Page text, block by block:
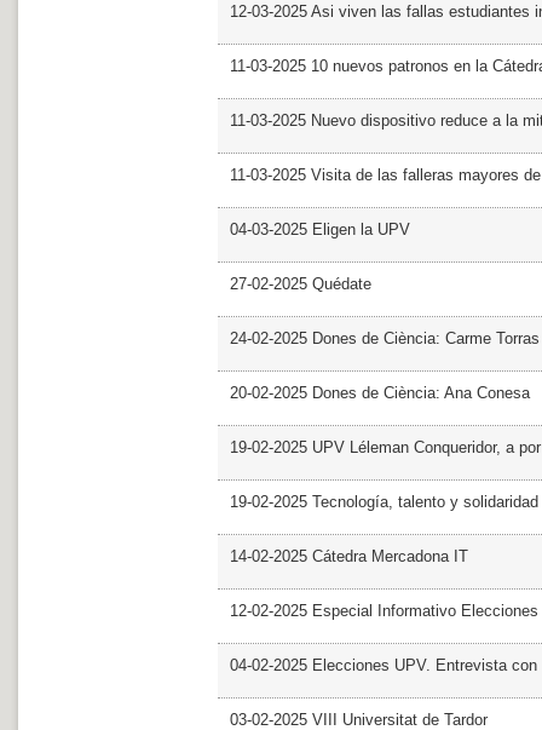
12-03-2025 Asi viven las fallas estudiantes
11-03-2025 10 nuevos patronos en la
11-03-2025 Nuevo dispositivo reduce a la
11-03-2025 Visita de las falleras mayores
04-03-2025 Eligen la UPV
27-02-2025 Quédate
24-02-2025 Dones de Ciència: Carme Torras
20-02-2025 Dones de Ciència: Ana Conesa
19-02-2025 UPV Léleman Conqueridor, a
19-02-2025 Tecnología, talento y
14-02-2025 Cátedra Mercadona IT
12-02-2025 Especial Informativo Elecciones
04-02-2025 Elecciones UPV. Entrevista con
03-02-2025 VIII Universitat de Tardor